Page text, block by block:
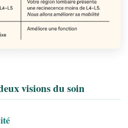
visions du soin